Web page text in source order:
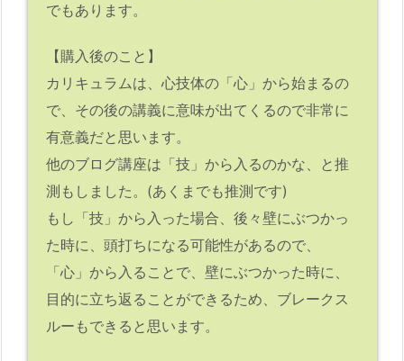
でもあります。
【購入後のこと】
カリキュラムは、心技体の「心」から始まるの
で、その後の講義に意味が出てくるので非常に
有意義だと思います。
他のブログ講座は「技」から入るのかな、と推
測もしました。(あくまでも推測です)
もし「技」から入った場合、後々壁にぶつかっ
た時に、頭打ちになる可能性があるので、
「心」から入ることで、壁にぶつかった時に、
目的に立ち返ることができるため、ブレークス
ルーもできると思います。